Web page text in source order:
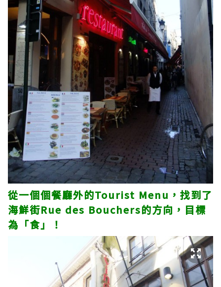
從一個個餐廳外的Tourist Menu，找到了
海鮮街Rue des Bouchers的方向，目標
為「食」！